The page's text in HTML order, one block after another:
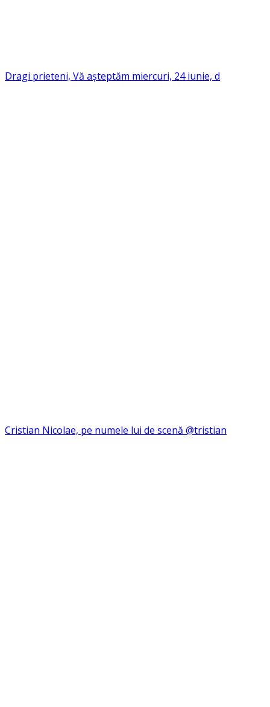
Dragi prieteni, Vă așteptăm miercuri, 24 iunie, d
Cristian Nicolae, pe numele lui de scenă @tristian